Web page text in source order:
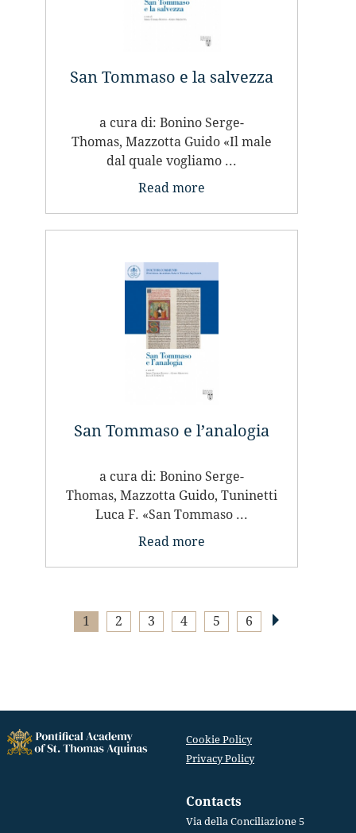
San Tommaso e la salvezza
a cura di: Bonino Serge-
Thomas, Mazzotta Guido «Il male
dal quale vogliamo ...
Read more
San Tommaso e l’analogia
a cura di: Bonino Serge-
Thomas, Mazzotta Guido, Tuninetti
Luca F. «San Tommaso ...
Read more
1 2 3 4 5 6
Cookie Policy
Privacy Policy
Contacts
Via della Conciliazione 5